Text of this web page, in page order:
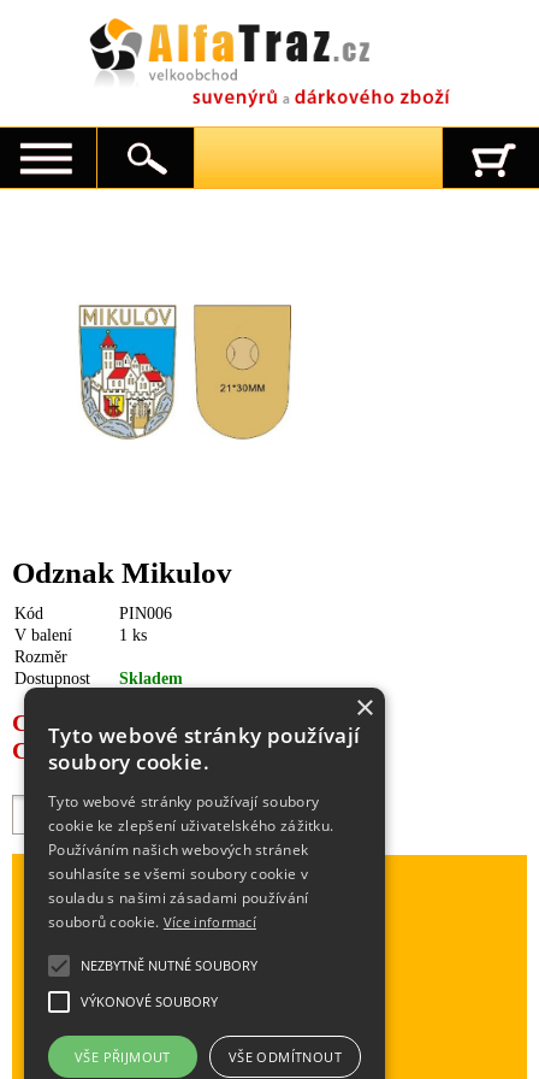
Odznak Mikulov
Kód
PIN006
V balení
1 ks
Rozměr
Dostupnost
Skladem
Cena s DPH: 20,57 Kč
Cena bez DPH: 17,00 Kč
+
-
Odznak Mikulov
×
Tyto webové stránky používají
soubory cookie.
Tyto webové stránky používají soubory
cookie ke zlepšení uživatelského zážitku.
Používáním našich webových stránek
souhlasíte se všemi soubory cookie v
souladu s našimi zásadami používání
souborů cookie. Více informací
NEZBYTNĚ NUTNÉ SOUBORY
VÝKONOVÉ SOUBORY
VŠE PŘIJMOUT VŠE ODMÍTNOUT